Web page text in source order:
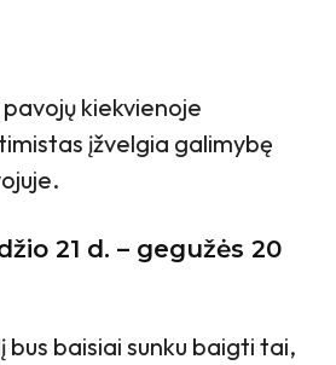
kiekvienoje
įžvelgia galimybę
21 d. – gegužės 20
bus baisiai sunku baigti tai,